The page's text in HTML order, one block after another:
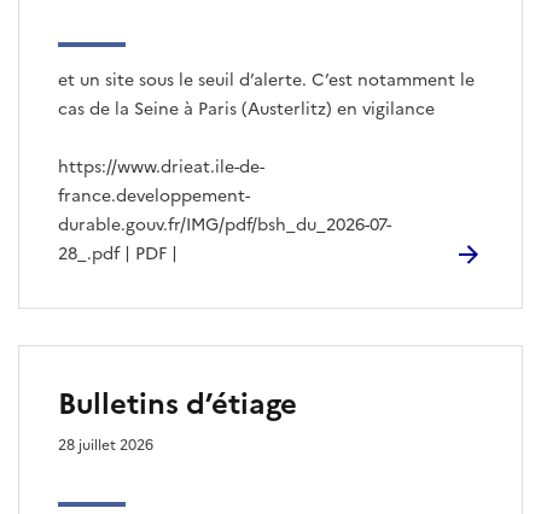
et un site sous le seuil d’alerte. C’est notamment le
cas de la Seine à Paris (Austerlitz) en vigilance
https://www.drieat.ile-de-
france.developpement-
durable.gouv.fr/IMG/pdf/bsh_du_2026-07-
28_.pdf | PDF |
Bulletins d’étiage
28 juillet 2026